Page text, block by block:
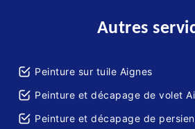
Autres
Peinture sur tuile Aignes
Peinture et décapage de volet
Peinture et décapage de